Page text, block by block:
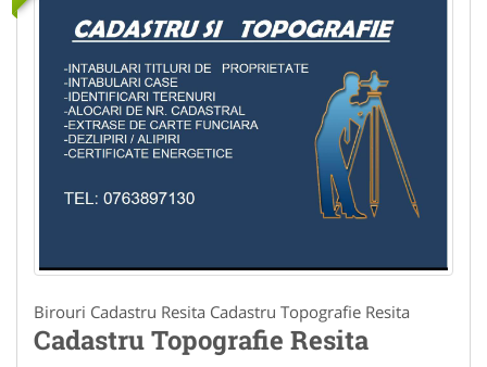
Birouri Cadastru Resita Cadastru Topografie Resita
Cadastru Topografie Resita